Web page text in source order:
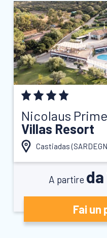
Nicolaus Prime
Villas Resort
Castiadas (
A partire da
Fai un